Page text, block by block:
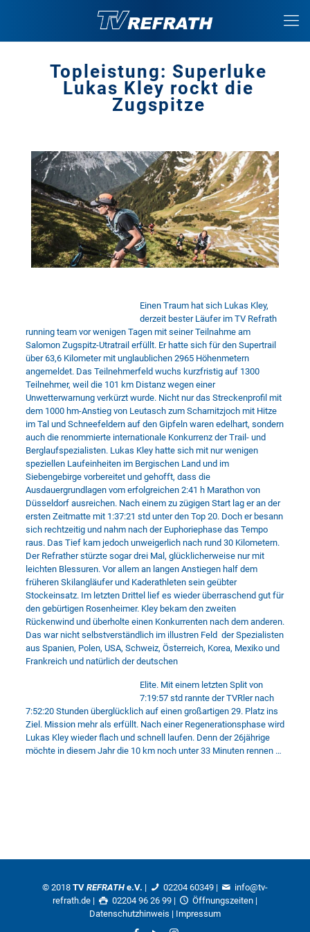
Topleistung: Superluke
Lukas Kley rockt die
Zugspitze
Einen Traum hat sich Lukas Kley,
derzeit bester Läufer im TV Refrath
running team vor wenigen Tagen mit seiner Teilnahme am
Salomon Zugspitz-Utratrail erfüllt. Er hatte sich für den Supertrail
über 63,6 Kilometer mit unglaublichen 2965 Höhenmetern
angemeldet. Das Teilnehmerfeld wuchs kurzfristig auf 1300
Teilnehmer, weil die 101 km Distanz wegen einer
Unwetterwarnung verkürzt wurde. Nicht nur das Streckenprofil mit
dem 1000 hm-Anstieg von Leutasch zum Scharnitzjoch mit Hitze
im Tal und Schneefeldern auf den Gipfeln waren edelhart, sondern
auch die renommierte internationale Konkurrenz der Trail- und
Berglaufspezialisten. Lukas Kley hatte sich mit nur wenigen
speziellen Laufeinheiten im Bergischen Land und im
Siebengebirge vorbereitet und gehofft, dass die
Ausdauergrundlagen vom erfolgreichen 2:41 h Marathon von
Düsseldorf ausreichen. Nach einem zu zügigen Start lag er an der
ersten Zeitmatte mit 1:37:21 std unter den Top 20. Doch er besann
sich rechtzeitig und nahm nach der Euphoriephase das Tempo
raus. Das Tief kam jedoch unweigerlich nach rund 30 Kilometern.
Der Refrather stürzte sogar drei Mal, glücklicherweise nur mit
leichten Blessuren. Vor allem an langen Anstiegen half dem
früheren Skilangläufer und Kaderathleten sein geübter
Stockeinsatz. Im letzten Drittel lief es wieder überraschend gut für
den gebürtigen Rosenheimer. Kley bekam den zweiten
Rückenwind und überholte einen Konkurrenten nach dem anderen.
Das war nicht selbstverständlich im illustren Feld der Spezialisten
aus Spanien, Polen, USA, Schweiz, Österreich, Korea, Mexiko und
Frankreich und natürlich der deutschen
Elite. Mit einem letzten Split von
7:19:57 std rannte der TVRler nach
7:52:20 Stunden überglücklich auf einen großartigen 29. Platz ins
Ziel. Mission mehr als erfüllt. Nach einer Regenerationsphase wird
Lukas Kley wieder flach und schnell laufen. Denn der 26jährige
möchte in diesem Jahr die 10 km noch unter 33 Minuten rennen …
© 2018 TV REFRATHe.V. | 02204 60349 |
info@tv-
refrath.de | 02204 96 26 99 | Öffnungszeiten|
Datenschutzhinweis | Impressum